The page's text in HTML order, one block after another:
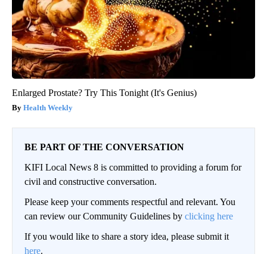
Enlarged Prostate? Try This Tonight (It's Genius)
Health Weekly
BE PART OF THE CONVERSATION
KIFI Local News 8 is committed to providing a forum for
civil and constructive conversation.
Please keep your comments respectful and relevant. You
can review our Community Guidelines by clicking here
If you would like to share a story idea, please submit it
here.